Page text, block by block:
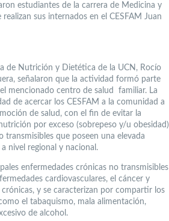
estudiantes de la carrera de Medicina y
sus internados en el CESFAM Juan
de Nutrición y Dietética de la UCN, Rocío
señalaron que la actividad formó parte
mencionado centro de salud familiar. La
de acercar los CESFAM a la comunidad a
de salud, con el fin de evitar la
por exceso (sobrepeso y/u obesidad)
transmisibles que poseen una elevada
nivel regional y nacional.
enfermedades crónicas no transmisibles
cardiovasculares, el cáncer y
y se caracterizan por compartir los
el tabaquismo, mala alimentación,
de alcohol.